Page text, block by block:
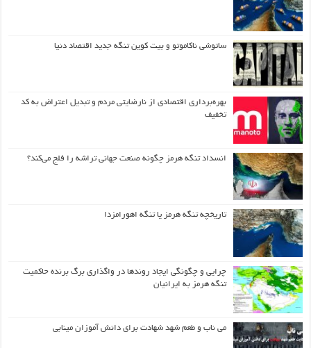
ساتوشی ناکاموتو و بیت کوین تنگه جدید اقتصاد دنیا
بهره‌برداری اقتصادی از نارضایتی مردم و تبدیل اعتراض به کد
تخفیف
انسداد تنگه هرمز چگونه صنعت جهانی تراشه را فلج می‌کند؟
تاریخچه تنگه هرمز یا تنگه اهورامزدا
چرایی و چگونگی ایجاد روندها در واگذاری برگ برنده حاکمیت
تنگه هرمز به ایرانیان
می ناب و طعم شهد شهادت برای دانش آموزان مینابی